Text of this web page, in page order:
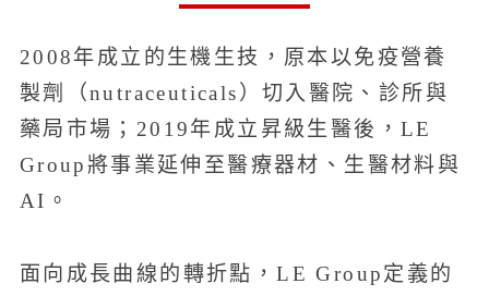
2008年成立的生機生技，原本以免疫營養
製劑（nutraceuticals）切入醫院、診所與
藥局市場；2019年成立昇級生醫後，LE
Group將事業延伸至醫療器材、生醫材料與
AI。
面向成長曲線的轉折點，LE Group定義的